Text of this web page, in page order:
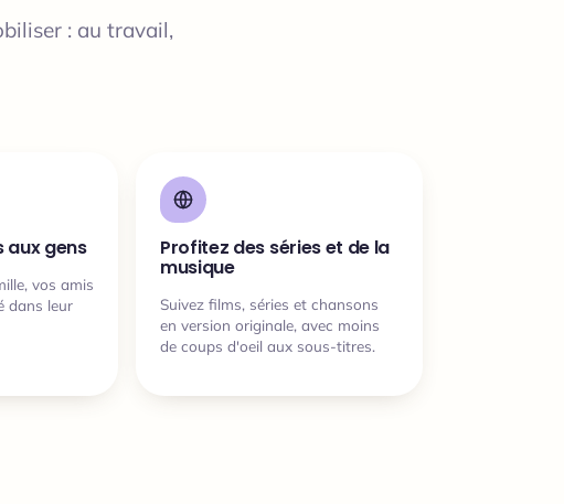
: au travail,
gens
vos amis
dans leur
Profitez des séries et de la
musique
Suivez films, séries et chansons
en version originale, avec moins
de coups d'oeil aux sous-titres.